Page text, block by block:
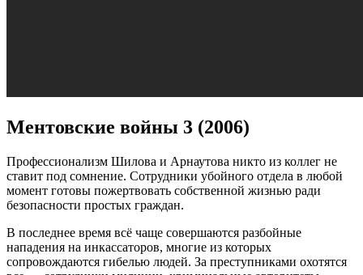
Ментовские войны 3 (2006)
Профессионализм Шилова и Арнаутова никто из коллег не
ставит под сомнение. Сотрудники убойного отдела в любой
момент готовы пожертвовать собственной жизнью ради
безопасности простых граждан.
В последнее время всё чаще совершаются разбойные
нападения на инкассаторов, многие из которых
сопровождаются гибелью людей. За преступниками охотятся